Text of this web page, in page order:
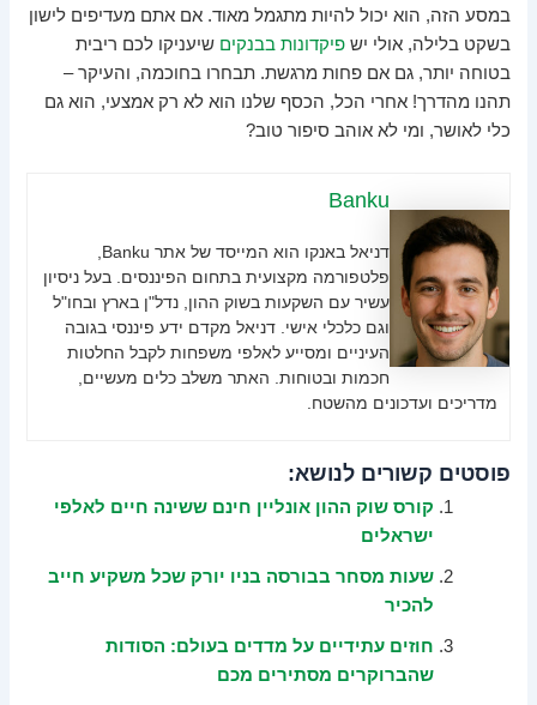
במסע הזה, הוא יכול להיות מתגמל מאוד. אם אתם מעדיפים לישון
בשקט בלילה, אולי ישפיקדונות בבנקים שיעניקו לכם ריבית
בטוחה יותר, גם אם פחות מרגשת. תבחרו בחוכמה, והעיקר –
תהנו מהדרך! אחרי הכל, הכסף שלנו הוא לא רק אמצעי, הוא גם
כלי לאושר, ומי לא אוהב סיפור טוב?
Banku
דניאל באנקו הוא המייסד של אתר Banku,
פלטפורמה מקצועית בתחום הפיננסים. בעל ניסיון
עשיר עם השקעות בשוק ההון, נדל"ן בארץ ובחו"ל
וגם כלכלי אישי. דניאל מקדם ידע פיננסי בגובה
העיניים ומסייע לאלפי משפחות לקבל החלטות
חכמות ובטוחות. האתר משלב כלים מעשיים,
מדריכים ועדכונים מהשטח.
פוסטים קשורים לנושא:
קורס שוק ההון אונליין חינם ששינה חיים לאלפי
ישראלים
שעות מסחר בבורסה בניו יורק שכל משקיע חייב
להכיר
חוזים עתידיים על מדדים בעולם: הסודות
שהברוקרים מסתירים מכם